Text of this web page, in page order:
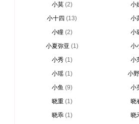
小莫 (2)
小
小十四 (13)
小
小瞳 (2)
小
小夏弥亚 (1)
小
小秀 (1)
小
小瑶 (1)
小
小鱼 (9)
小
晓重 (1)
晓
晓乖 (1)
晓